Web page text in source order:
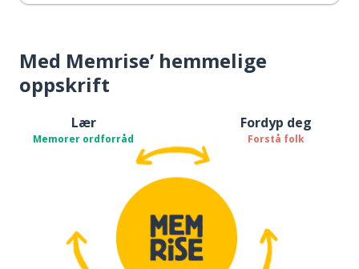
Med Memrise’ hemmelige
oppskrift
Lær
Memorer ordforråd
Fordyp deg
Forstå folk